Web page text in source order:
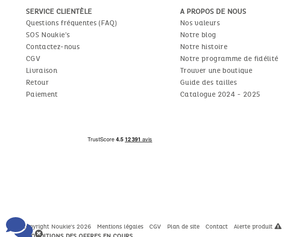
SERVICE CLIENTÈLE
Questions fréquentes (FAQ)
SOS Noukie's
Contactez-nous
CGV
Livraison
Retour
Paiement
A PROPOS DE NOUS
Nos valeurs
Notre blog
Notre histoire
Notre programme de fidélité
Trouver une boutique
Guide des tailles
Catalogue 2024 - 2025
Copyright Noukie's 2026 Mentions légales CGV Plan de site Contact
Alerte produit